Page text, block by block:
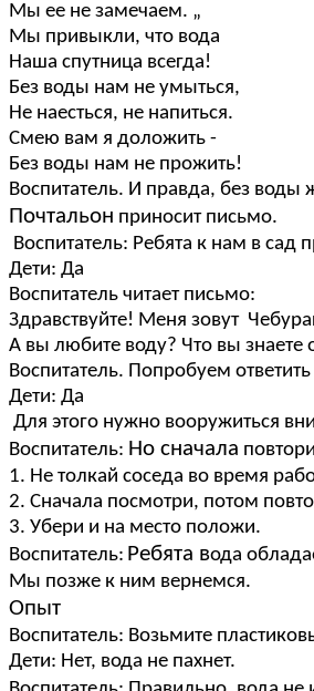
Мы ее не замечаем. „
Мы привыкли, что вода
Наша спутница всегда!
Без воды нам не умыться,
Не наесться, не напиться.
Смею вам я доложить -
Без воды нам не прожить!
Воспитатель. И правда, без воды
Почтальон приносит письмо.
Воспитатель: Ребята к нам в
Дети: Да
Воспитатель читает письмо:
Здравствуйте! Меня зовут
А вы любите воду? Что вы знаете
Воспитатель. Попробуем
Дети: Да
Для этого нужно вооружиться
Воспитатель: Но сначала
1. Не толкай соседа во время
2. Сначала посмотри, потом
3. Убери и на место положи.
Воспитатель: Ребята вода
Мы позже к ним вернемся.
Опыт
Воспитатель: Возьмите
Дети: Нет, вода не пахнет.